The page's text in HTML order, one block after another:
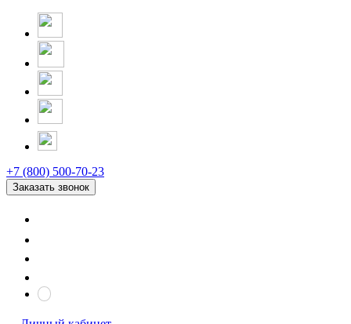
+7 (800) 500-70-23
Заказать звонок